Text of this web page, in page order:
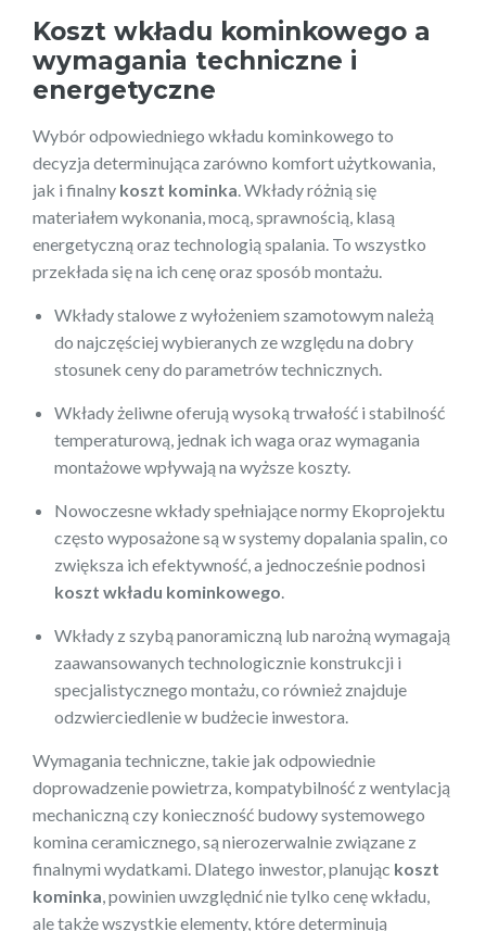
Koszt wkładu kominkowego a
wymagania techniczne i
energetyczne
Wybór odpowiedniego wkładu kominkowego to
decyzja determinująca zarówno komfort użytkowania,
jak i finalny koszt kominka . Wkłady różnią się
materiałem wykonania, mocą, sprawnością, klasą
energetyczną oraz technologią spalania. To wszystko
przekłada się na ich cenę oraz sposób montażu.
Wkłady stalowe z wyłożeniem szamotowym należą
do najczęściej wybieranych ze względu na dobry
stosunek ceny do parametrów technicznych.
Wkłady żeliwne oferują wysoką trwałość i stabilność
temperaturową, jednak ich waga oraz wymagania
montażowe wpływają na wyższe koszty.
Nowoczesne wkłady spełniające normy Ekoprojektu
często wyposażone są w systemy dopalania spalin, co
zwiększa ich efektywność, a jednocześnie podnosi
koszt wkładu kominkowego
Wkłady z szybą panoramiczną lub narożną wymagają
zaawansowanych technologicznie konstrukcji i
specjalistycznego montażu, co również znajduje
odzwierciedlenie w budżecie inwestora.
Wymagania techniczne, takie jak odpowiednie
doprowadzenie powietrza, kompatybilność z wentylacją
mechaniczną czy konieczność budowy systemowego
komina ceramicznego, są nierozerwalnie związane z
finalnymi wydatkami. Dlatego inwestor, planując koszt
kominka , powinien uwzględnić nie tylko cenę wkładu,
ale także wszystkie elementy, które determinują